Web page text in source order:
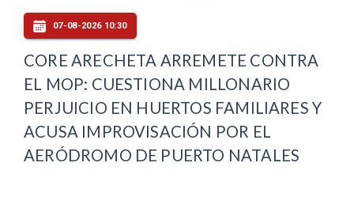
07-08-2026 10:30
CORE ARECHETA ARREMETE CONTRA
EL MOP: CUESTIONA MILLONARIO
PERJUICIO EN HUERTOS FAMILIARES Y
ACUSA IMPROVISACIÓN POR EL
AERÓDROMO DE PUERTO NATALES